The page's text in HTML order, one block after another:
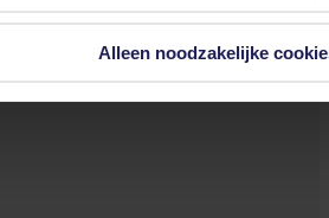
Alleen noodzakelijke